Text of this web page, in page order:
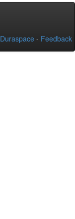
Duraspace - Feedback